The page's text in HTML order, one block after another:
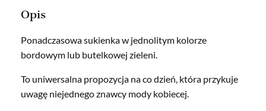
Opis
Ponadczasowa sukienka w jednolitym kolorze
bordowym lub butelkowej zieleni.
To uniwersalna propozycja na co dzień, która przykuje
uwagę niejednego znawcy mody kobiecej.